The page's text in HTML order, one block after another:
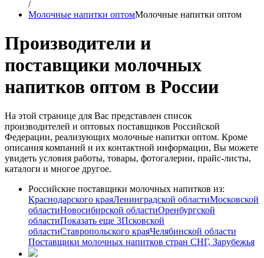
/
Молочные напитки оптомМолочные напитки оптом
Производители и
поставщики молочных
напитков оптом в России
На этой странице для Вас представлен список
производителей и оптовых поставщиков Российской
Федерации, реализующих молочные напитки оптом. Кроме
описания компаний и их контактной информации, Вы можете
увидеть условия работы, товары, фотогалерии, прайс-листы,
каталоги и многое другое.
Российские поставщики молочных напитков из:
Краснодарского краяЛенинградской областиМосковской
областиНовосибирской областиОренбургской
областиПоказать еще 3Псковской
областиСтавропольского краяЧелябинской области
Поставщики молочных напитков стран СНГ, Зарубежья